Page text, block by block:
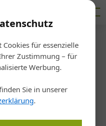
für essenzielle
Zustimmung – für
Werbung.
Sie in unserer
.
wirbt für